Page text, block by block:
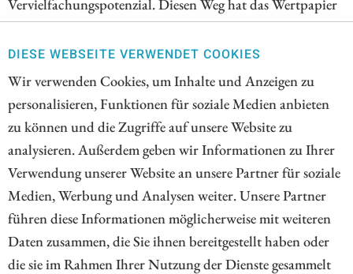
DIESE WEBSEITE VERWENDET COOKIES
Wir verwenden Cookies, um Inhalte und Anzeigen zu
personalisieren, Funktionen für soziale Medien anbieten
zu können und die Zugriffe auf unsere Website zu
analysieren. Außerdem geben wir Informationen zu Ihrer
Verwendung unserer Website an unsere Partner für soziale
Medien, Werbung und Analysen weiter. Unsere Partner
führen diese Informationen möglicherweise mit weiteren
Daten zusammen, die Sie ihnen bereitgestellt haben oder
die sie im Rahmen Ihrer Nutzung der Dienste gesammelt
Vervielfachungspotenzial. Diesen Weg hat das Wertpapier
von Nordex in den vergangenen Jahren bereits genommen.
Daher ist es auch nicht verwunderlich, dass die Aktie auf
die starken Quartalszahlen verhalten reagiert hat. Ein
Analyst rät sogar zum Verkauf. Überraschender war der
Abverkauf nach den starken Zahlen bei First Majestic
Silver. Dabei scheint auch der Silberpreis endlich einen
Boden gefunden zu haben.
ZUM KOMMENTAR